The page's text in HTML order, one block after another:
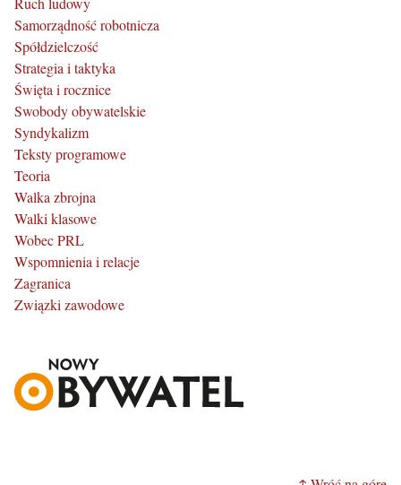
Samorządność robotnicza
Spółdzielczość
Strategia i taktyka
Święta i rocznice
Swobody obywatelskie
Syndykalizm
Teksty programowe
Teoria
Walka zbrojna
Walki klasowe
Wobec PRL
Wspomnienia i relacje
Zagranica
Związki zawodowe